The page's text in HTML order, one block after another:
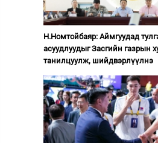
Н.Номтойбаяр: Аймгуудад
асуудлуудыг Засгийн газрын
танилцуулж, шийдвэрлүүлнэ